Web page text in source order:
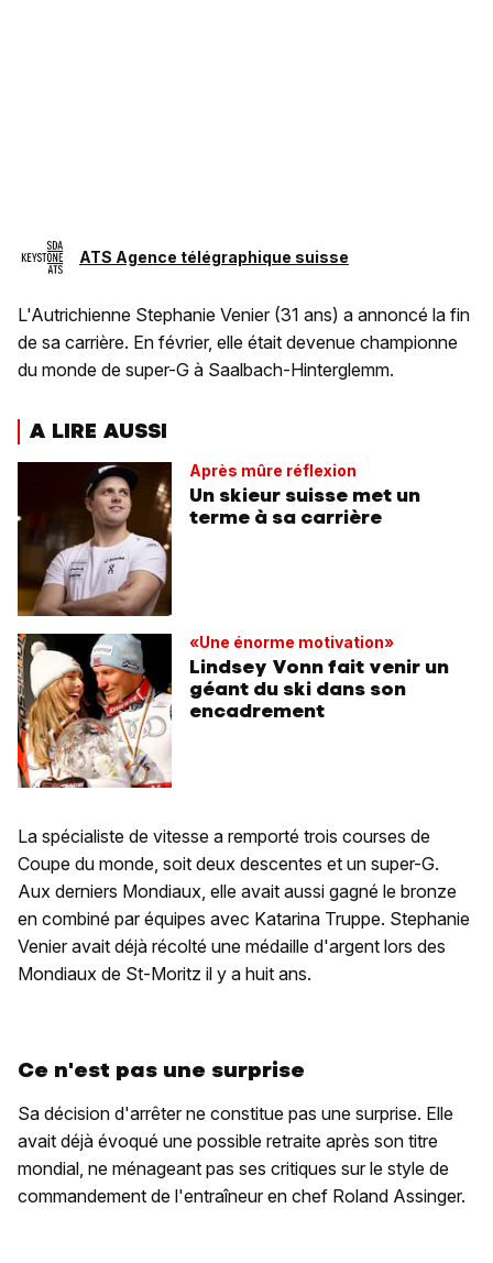
ATS Agence télégraphique suisse
L'Autrichienne Stephanie Venier (31 ans) a annoncé la fin
de sa carrière. En février, elle était devenue championne
du monde de super-G à Saalbach-Hinterglemm.
A LIRE AUSSI
Après mûre réflexion
Un skieur suisse met un
terme à sa carrière
«Une énorme motivation»
Lindsey Vonn fait venir un
géant du ski dans son
encadrement
La spécialiste de vitesse a remporté trois courses de
Coupe du monde, soit deux descentes et un super-G.
Aux derniers Mondiaux, elle avait aussi gagné le bronze
en combiné par équipes avec Katarina Truppe. Stephanie
Venier avait déjà récolté une médaille d'argent lors des
Mondiaux de St-Moritz il y a huit ans.
Ce n'est pas une surprise
Sa décision d'arrêter ne constitue pas une surprise. Elle
avait déjà évoqué une possible retraite après son titre
mondial, ne ménageant pas ses critiques sur le style de
commandement de l'entraîneur en chef Roland Assinger.